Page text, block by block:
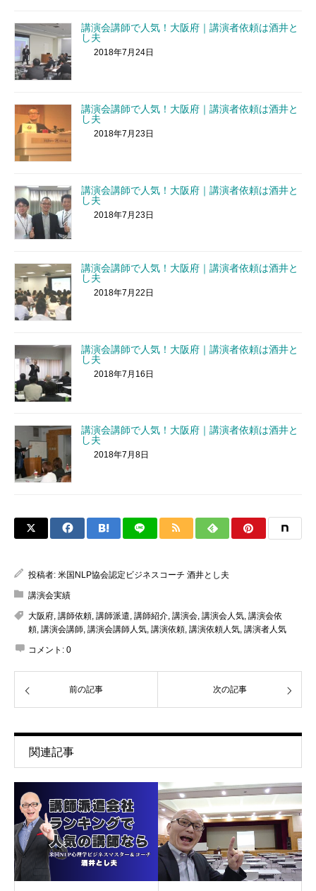
講演会講師で人気！大阪府｜講演者依頼は酒井と
し夫
2018年7月24日
講演会講師で人気！大阪府｜講演者依頼は酒井と
し夫
2018年7月23日
講演会講師で人気！大阪府｜講演者依頼は酒井と
し夫
2018年7月23日
講演会講師で人気！大阪府｜講演者依頼は酒井と
し夫
2018年7月22日
講演会講師で人気！大阪府｜講演者依頼は酒井と
し夫
2018年7月16日
講演会講師で人気！大阪府｜講演者依頼は酒井と
し夫
2018年7月8日
投稿者: 米国NLP協会認定ビジネスコーチ 酒井とし夫
講演会実績
大阪府, 講師依頼, 講師派遣, 講師紹介, 講演会, 講演会人気, 講演会依
頼, 講演会講師, 講演会講師人気, 講演依頼, 講演依頼人気, 講演者人気
コメント: 0
前の記事 次の記事
関連記事